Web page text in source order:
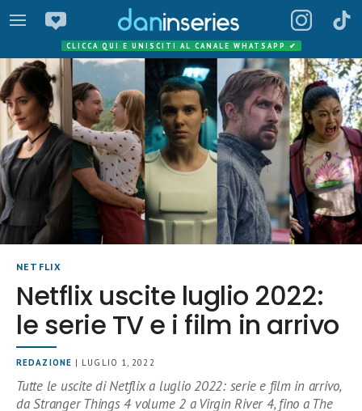
CLICCA QUI E UNISCITI AL CANALE WHATSAPP ✔
NETFLIX
Netflix uscite luglio 2022:
le serie TV e i film in arrivo
REDAZIONE | LUGLIO 1, 2022
Tutte le uscite di Netflix a luglio 2022: serie e film in arrivo,
da Stranger Things 4 volume 2 a Virgin River 4, fino a The